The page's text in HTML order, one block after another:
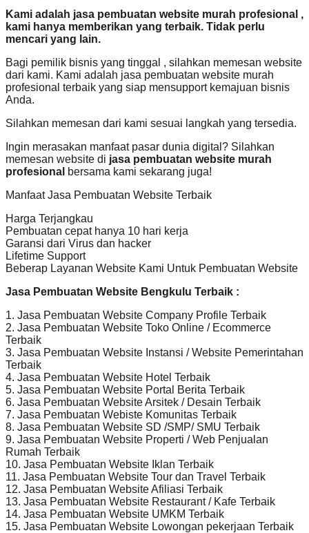
Kami adalah jasa pembuatan website murah profesional ,
kami hanya memberikan yang terbaik. Tidak perlu
mencari yang lain.
Bagi pemilik bisnis yang tinggal , silahkan memesan website
dari kami. Kami adalah jasa pembuatan website murah
profesional terbaik yang siap mensupport kemajuan bisnis
Anda.
Silahkan memesan dari kami sesuai langkah yang tersedia.
Ingin merasakan manfaat pasar dunia digital? Silahkan
memesan website di jasa pembuatan website murah
profesional bersama kami sekarang juga!
Manfaat Jasa Pembuatan Website Terbaik
Harga Terjangkau
Pembuatan cepat hanya 10 hari kerja
Garansi dari Virus dan hacker
Lifetime Support
Beberap Layanan Website Kami Untuk Pembuatan Website
Jasa Pembuatan Website Bengkulu Terbaik :
1. Jasa Pembuatan Website Company Profile Terbaik
2. Jasa Pembuatan Website Toko Online / Ecommerce
Terbaik
3. Jasa Pembuatan Website Instansi / Website Pemerintahan
Terbaik
4. Jasa Pembuatan Website Hotel Terbaik
5. Jasa Pembuatan Website Portal Berita Terbaik
6. Jasa Pembuatan Website Arsitek / Desain Terbaik
7. Jasa Pembuatan Webiste Komunitas Terbaik
8. Jasa Pembuatan Website SD /SMP/ SMU Terbaik
9. Jasa Pembuatan Website Properti / Web Penjualan
Rumah Terbaik
10. Jasa Pembuatan Website Iklan Terbaik
11. Jasa Pembuatan Website Tour dan Travel Terbaik
12. Jasa Pembuatan Website Afiliasi Terbaik
13. Jasa Pembuatan Website Restaurant / Kafe Terbaik
14. Jasa Pembuatan Website UMKM Terbaik
15. Jasa Pembuatan Website Lowongan pekerjaan Terbaik